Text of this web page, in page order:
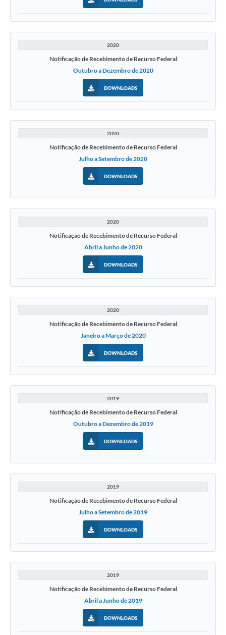
2020
Notificação de Recebimento de Recurso Federal
Outubro a Dezembro de 2020
DOWNLOADS
2020
Notificação de Recebimento de Recurso Federal
Julho a Setembro de 2020
DOWNLOADS
2020
Notificação de Recebimento de Recurso Federal
Abril a Junho de 2020
DOWNLOADS
2020
Notificação de Recebimento de Recurso Federal
Janeiro a Março de 2020
DOWNLOADS
2019
Notificação de Recebimento de Recurso Federal
Outubro a Dezembro de 2019
DOWNLOADS
2019
Notificação de Recebimento de Recurso Federal
Julho a Setembro de 2019
DOWNLOADS
2019
Notificação de Recebimento de Recurso Federal
Abril a Junho de 2019
DOWNLOADS